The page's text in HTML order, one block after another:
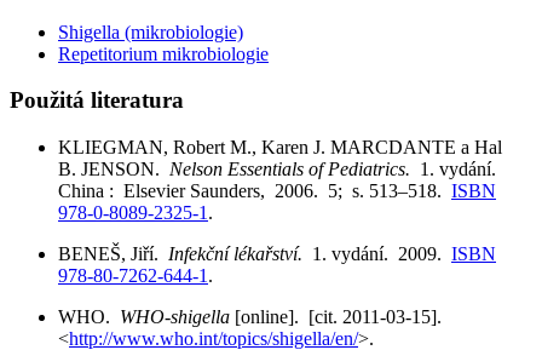
Shigella (mikrobiologie)
Repetitorium mikrobiologie
Použitá literatura
KLIEGMAN, Robert M., Karen J. MARCDANTE a Hal
B. JENSON. Nelson Essentials of Pediatrics. 1. vydání.
China : Elsevier Saunders, 2006. 5; s. 513–518. ISBN
978-0-8089-2325-1 .
BENEŠ, Jiří. Infekční lékařství. 1. vydání. 2009. ISBN
978-80-7262-644-1 .
WHO. WHO-shigella [online]. [cit. 2011-03-15].
<http://www.who.int/topics/shigella/en/>.